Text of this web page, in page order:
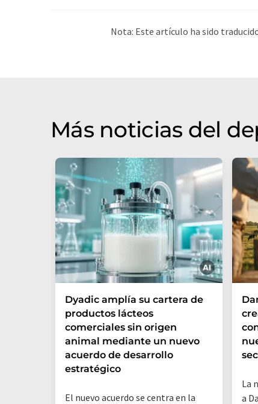
Nota: Este artículo ha sido
Más noticias del
Dyadic amplía su cartera de
productos lácteos
comerciales sin origen
animal mediante un nuevo
acuerdo de desarrollo
estratégico
El nuevo acuerdo se centra en la
La
a